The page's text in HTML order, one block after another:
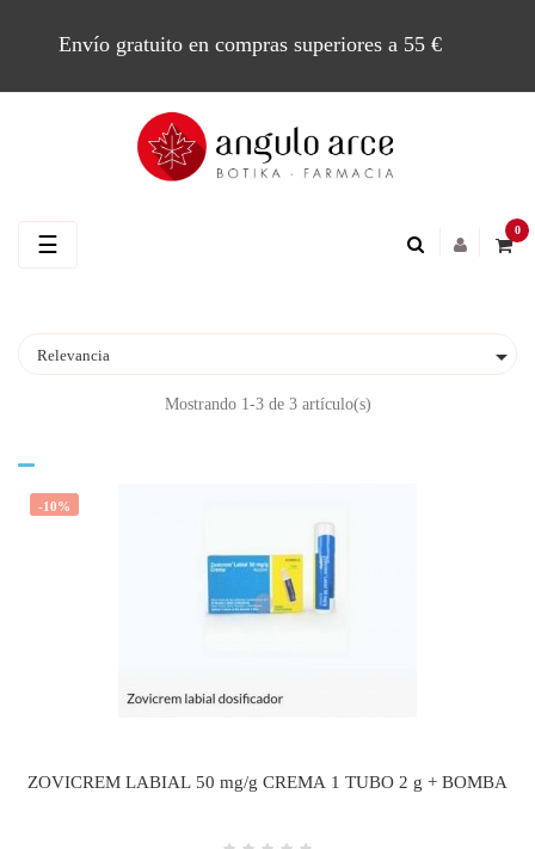
Envío gratuito en compras superiores a 55 €
0
Navegación
☰
Relevancia 
Mostrando 1-3 de 3 artículo(s)
-10%
ZOVICREM LABIAL 50 mg/g CREMA 1 TUBO 2 g + BOMBA